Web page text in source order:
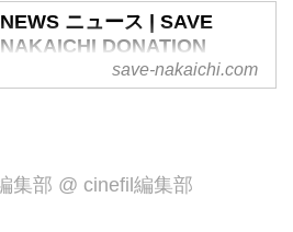
NEWS ニュース | SAVE
NAKAICHI DONATION
PROJECT 難病と闘うなかい
ちさんに肝臓移植を。
さんの海外における肝臓移植の実
save-nakaichi.com
集部 @ cinefil編集部